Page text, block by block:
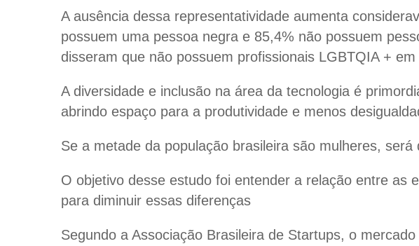
A ausência dessa representatividade aumenta
possuem uma pessoa negra e 85,4% não possuem
disseram que não possuem profissionais LGBTQIA +
A diversidade e inclusão na área da tecnologia é
abrindo espaço para a produtividade e menos
Se a metade da população brasileira são mulheres,
O objetivo desse estudo foi entender a relação entre as
para diminuir essas diferenças
Segundo a Associação Brasileira de Startups, o